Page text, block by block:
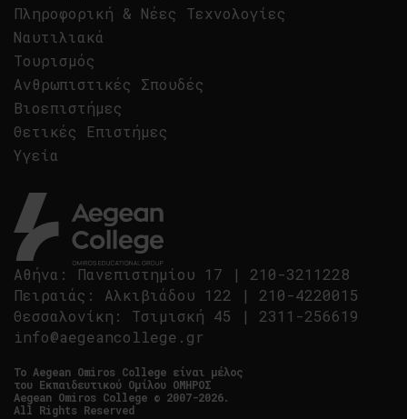
Αθήνα : Πανεπιστημίου 17 | 210-3211228
Πειραιάς : Αλκιβιάδου 122 | 210-4220015
Θεσσαλονίκη : Τσιμισκή 45 | 2311-256619
info@aegeancollege.gr
Tο Aegean Omiros College είναι μέλος
του Εκπαιδευτικού Ομίλου ΟΜΗΡΟΣ
Aegean Omiros College © 2007-2026.
All Rights Reserved
Πληροφορική & Νέες Τεχνολογίες
Ναυτιλιακά
Τουρισμός
Ανθρωπιστικές Σπουδές
Βιοεπιστήμες
Θετικές Επιστήμες
Υγεία